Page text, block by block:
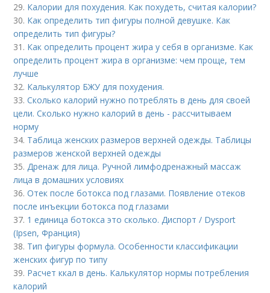
29. Калории для похудения. Как похудеть, считая калории?
30. Как определить тип фигуры полной девушке. Как
определить тип фигуры?
31. Как определить процент жира у себя в организме. Как
определить процент жира в организме: чем проще, тем
лучше
32. Калькулятор БЖУ для похудения.
33.Сколько калорий нужно потреблять в день для своей
цели. Сколько нужно калорий в день - рассчитываем
норму
34. Таблица женских размеров верхней одежды. Таблицы
размеров женской верхней одежды
35.Дренаж для лица. Ручной лимфодренажный массаж
лица в домашних условиях
36.Отек после ботокса под глазами. Появление отеков
после инъекции ботокса под глазами
37. 1 единица ботокса это сколько. Диспорт / Dysport
(Ipsen, Франция)
38. Тип фигуры формула. Особенности классификации
женских фигур по типу
39. Расчет ккал в день. Калькулятор нормы потребления
калорий